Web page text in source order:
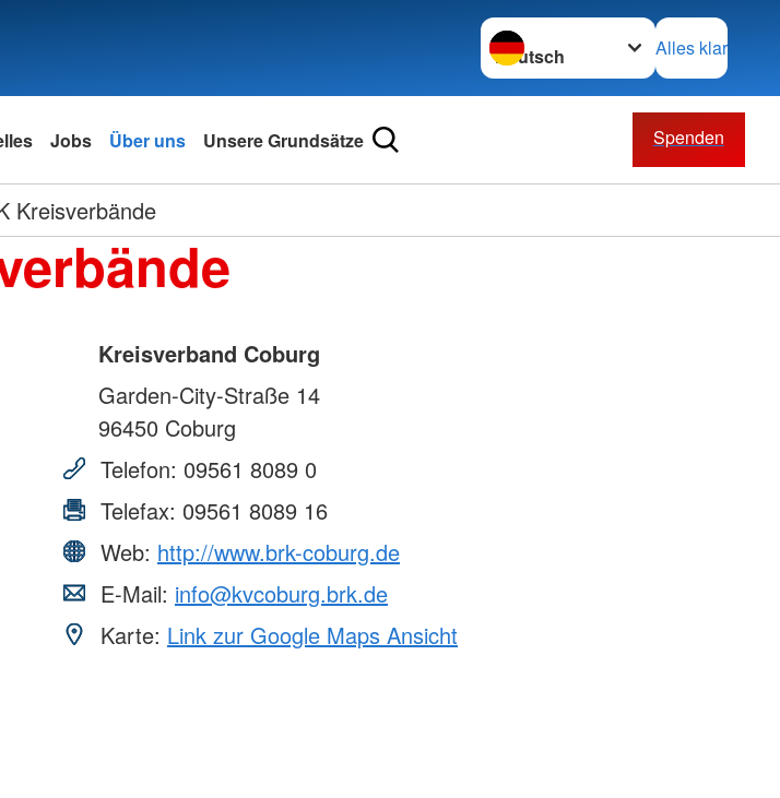
Sprache wechseln zu
Alles klar
Jobs Über uns Unsere Grundsätze Spenden
Kreisverbände
Kreisverband Coburg
Garden-City-Straße 14
96450 Coburg
Telefon: 09561 8089 0
Telefax: 09561 8089 16
Web: http://www.brk-coburg.de
E-Mail: info@kvcoburg.brk.de
Karte: Link zur Google Maps Ansicht